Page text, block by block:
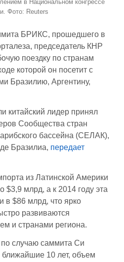
в Национальном конгрессе
Фото: Reuters
БРИКС, прошедшего в
председатель КНР
поездку по странам
которой он посетит с
Бразилию, Аргентину,
китайский лидер принял
Сообщества стран
бассейна (СЕЛАК),
Бразилиа, передает
из Латинской Америки
$3,9 млрд, а к 2014 году эта
в $86 млрд, что ярко
развиваются
и странами региона.
по случаю саммита Си
ближайшие 10 лет, объем